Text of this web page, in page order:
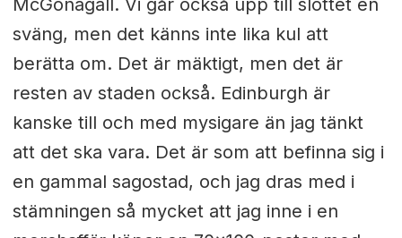
McGonagall. Vi går också upp till slottet en
sväng, men det känns inte lika kul att
berätta om. Det är mäktigt, men det är
resten av staden också. Edinburgh är
kanske till och med mysigare än jag tänkt
att det ska vara. Det är som att befinna sig i
en gammal sagostad, och jag dras med i
stämningen så mycket att jag inne i en